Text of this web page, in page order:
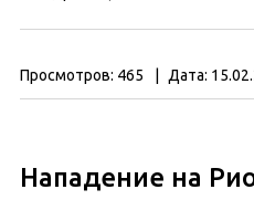
Просмотров: 465 Дата:
Нападение на